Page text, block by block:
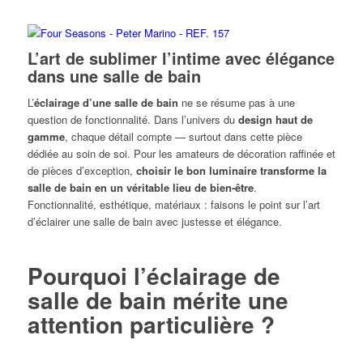
L’art de sublimer l’intime avec élégance
dans une salle de bain
L’éclairage d’une salle de bain ne se résume pas à une
question de fonctionnalité. Dans l’univers du design haut de
gamme, chaque détail compte — surtout dans cette pièce
dédiée au soin de soi. Pour les amateurs de décoration raffinée et
de pièces d’exception, choisir le bon luminaire transforme la
salle de bain en un véritable lieu de bien-être.
Fonctionnalité, esthétique, matériaux : faisons le point sur l’art
d’éclairer une salle de bain avec justesse et élégance.
Pourquoi l’éclairage de
salle de bain mérite une
attention particulière ?